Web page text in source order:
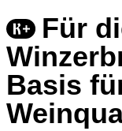
Für
Basis